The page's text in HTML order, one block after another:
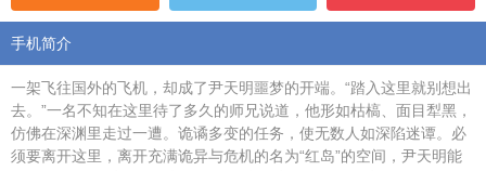
手机简介
一架飞往国外的飞机，却成了尹天明噩梦的开端。“踏入这里就别想出
去。”一名不知在这里待了多久的师兄说道，他形如枯槁、面目犁黑，
仿佛在深渊里走过一遭。诡谲多变的任务，使无数人如深陷迷谭。必
须要离开这里，离开充满诡异与危机的名为“红岛”的空间，尹天明能